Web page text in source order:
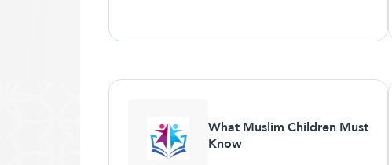
What Muslim Children Must
Know